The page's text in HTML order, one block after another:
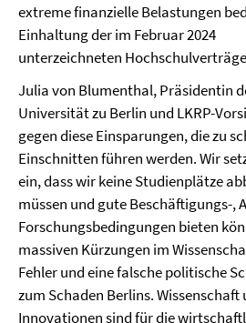
extreme finanzielle Belastungen
Einhaltung der im Februar 2024
unterzeichneten
Julia von Blumenthal, Präsidentin
Universität zu Berlin und LKRP-
gegen diese Einsparungen, die zu
Einschnitten führen werden. Wir
ein, dass wir keine Studienplätze
müssen und gute Beschäftigungs-,
Forschungsbedingungen bieten
massiven Kürzungen im
Fehler und eine falsche politische
zum Schaden Berlins. Wissenschaft
Innovationen sind für die